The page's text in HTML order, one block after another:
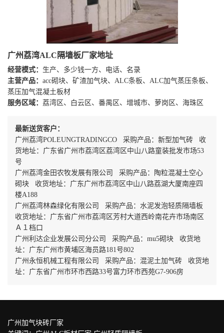
广州荔湾ALC隔墙板厂家地址
经营模式： 生产、多少钱一方、电话、名录
主营产品： acc砌块、矿渣加气块、ALC条板、ALC加气蒸压条板、
蒸压加气混凝土板材
服务区域： 荔湾区、白云区、番禺区、增城市、萝岗区、海珠区
最新送货客户：
广州荔湾POLEUNGTRADINGCO 采购产品：新型加气砖 收
货地址：广东省广州市荔湾区荔湾区中山八路童装批发市场53
号
广州荔湾金田农牧发展有限公司 采购产品：陶粒混凝土空心
砌块 收货地址：广东广州市荔湾区中山八路荔湖大厦南座四
楼A188
广州荔湾林森绿化有限公司 采购产品：水泥发泡轻质隔墙板
收货地址：广东省广州市荔湾区芳村大道西岭南花卉市场南区
Ａ１档口
广州利达企业发展公司分公司 采购产品：mu5砌块 收货地
址：广东广州市黄埔区海员路181号802
广州永恒机械工程有限公司 采购产品：混泥土加气砖 收货地
址：广东省广州市环市西路33号富力环市西苑G7-906房
广州加气块砖厂家